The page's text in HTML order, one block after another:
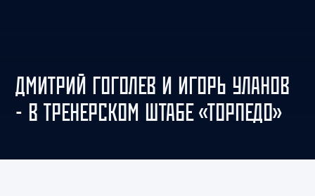
ДМИТРИЙ ГОГОЛЕВ И ИГОРЬ УЛАНОВ
- В ТРЕНЕРСКОМ ШТАБЕ «ТОРПЕДО»